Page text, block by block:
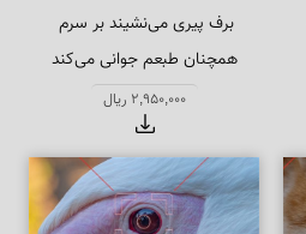
همچنان طبعم جوانی می‌کند
2,950,000 ریال